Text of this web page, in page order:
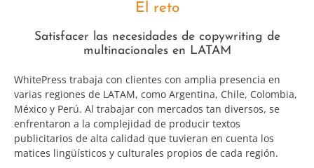
El reto
Satisfacer las necesidades de copywriting de
multinacionales en LATAM
WhitePress trabaja con clientes con amplia presencia en
varias regiones de LATAM, como Argentina, Chile, Colombia,
México y Perú. Al trabajar con mercados tan diversos, se
enfrentaron a la complejidad de producir textos
publicitarios de alta calidad que tuvieran en cuenta los
matices lingüísticos y culturales propios de cada región.